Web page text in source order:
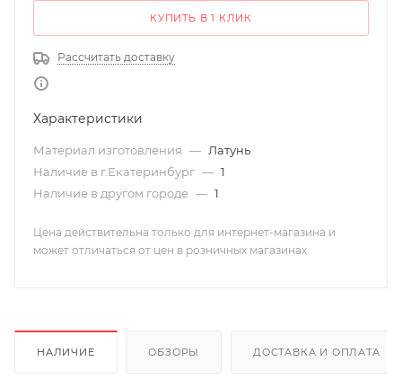
КУПИТЬ В 1 КЛИК
Рассчитать доставку
Характеристики
Материал изготовления — Латунь
Наличие в г.Екатеринбург — 1
Наличие в другом городе — 1
Цена действительна только для интернет-магазина и
может отличаться от цен в розничных магазинах
НАЛИЧИЕ ОБЗОРЫ ДОСТАВКА И ОПЛАТА